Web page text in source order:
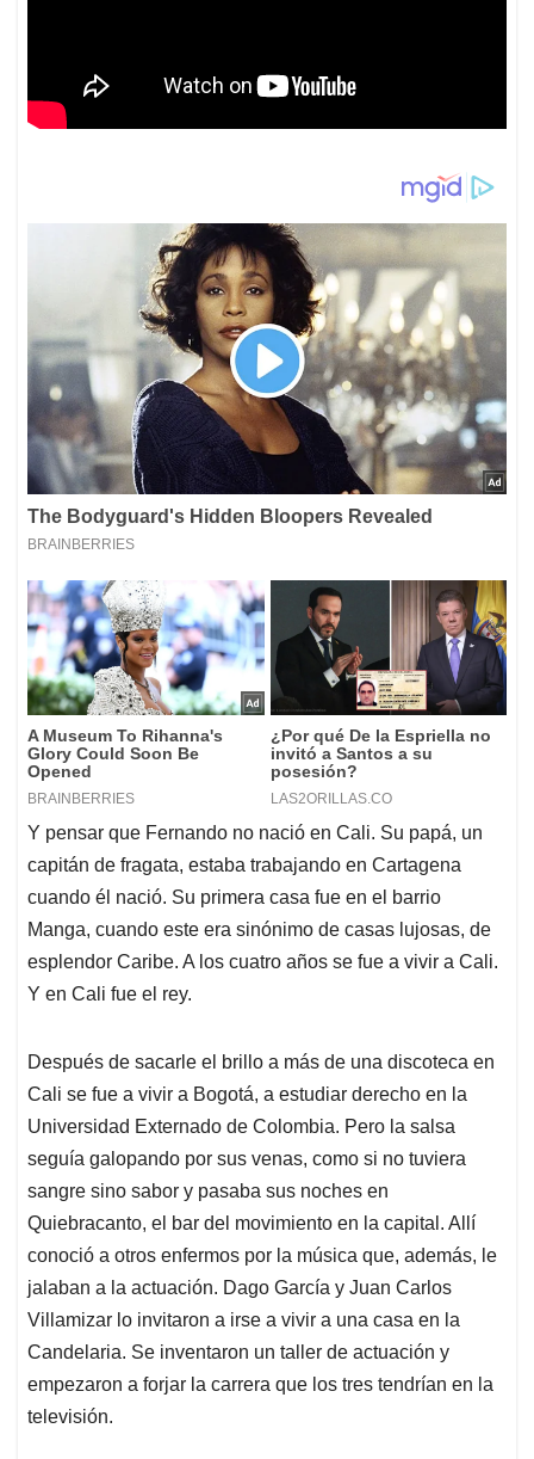
Y pensar que Fernando no nació en Cali. Su papá, un
capitán de fragata, estaba trabajando en Cartagena
cuando él nació. Su primera casa fue en el barrio
Manga, cuando este era sinónimo de casas lujosas, de
esplendor Caribe. A los cuatro años se fue a vivir a Cali.
Y en Cali fue el rey.
Después de sacarle el brillo a más de una discoteca en
Cali se fue a vivir a Bogotá, a estudiar derecho en la
Universidad Externado de Colombia. Pero la salsa
seguía galopando por sus venas, como si no tuviera
sangre sino sabor y pasaba sus noches en
Quiebracanto, el bar del movimiento en la capital. Allí
conoció a otros enfermos por la música que, además, le
jalaban a la actuación. Dago García y Juan Carlos
Villamizar lo invitaron a irse a vivir a una casa en la
Candelaria. Se inventaron un taller de actuación y
empezaron a forjar la carrera que los tres tendrían en la
televisión.